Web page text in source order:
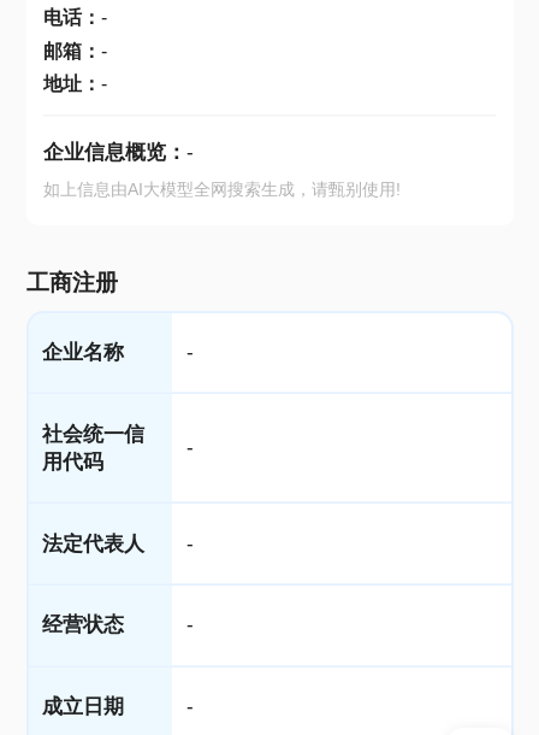
电话： -
邮箱： -
地址： -
企业信息概览： -
如上信息由AI大模型全网搜索生成，请甄别使用!
工商注册
企业名称 -
社会统一信
用代码
-
法定代表人 -
经营状态 -
成立日期 -